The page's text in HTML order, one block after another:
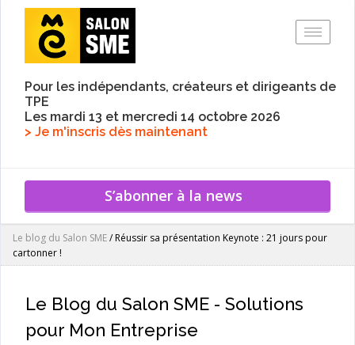
Pour les indépendants, créateurs et dirigeants de
TPE
Les mardi 13 et mercredi 14 octobre 2026
> Je m'inscris dès maintenant
S’abonner à la news
Le blog du Salon SME/Réussir sa présentation Keynote : 21 jours pour
cartonner !
Le Blog du Salon SME - Solutions
pour Mon Entreprise